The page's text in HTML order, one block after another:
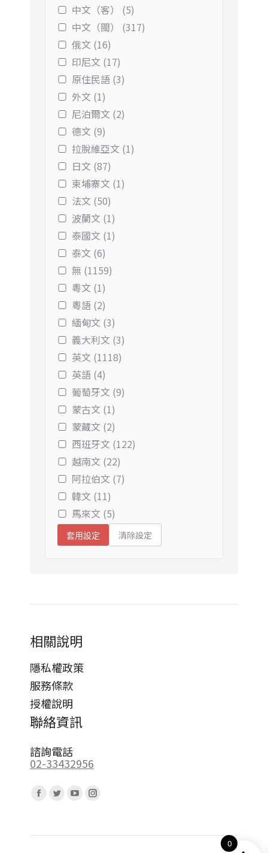
中文（客） (5)
中文（閩） (317)
俄文 (16)
印尼文 (17)
原住民語 (3)
外文 (1)
尼泊爾文 (2)
德文 (9)
拉脫維亞文 (1)
日文 (87)
柬埔寨文 (1)
法文 (50)
波蘭文 (1)
泰國文 (1)
泰文 (6)
無 (1159)
粵文 (1)
粵語 (2)
緬甸文 (3)
義大利文 (3)
英文 (1118)
英語 (4)
葡萄牙文 (9)
蒙古文 (1)
蒙藏文 (2)
西班牙文 (122)
越南文 (22)
阿拉伯文 (7)
韓文 (11)
馬來文 (5)
套用設定 清除設定
相關說明
隱私權政策
服務條款
授權說明
聯絡資訊
諮詢電話
02-33432956
Facebook
opens
Twitter
opens
YouTube
opens
Instagram
opens
0